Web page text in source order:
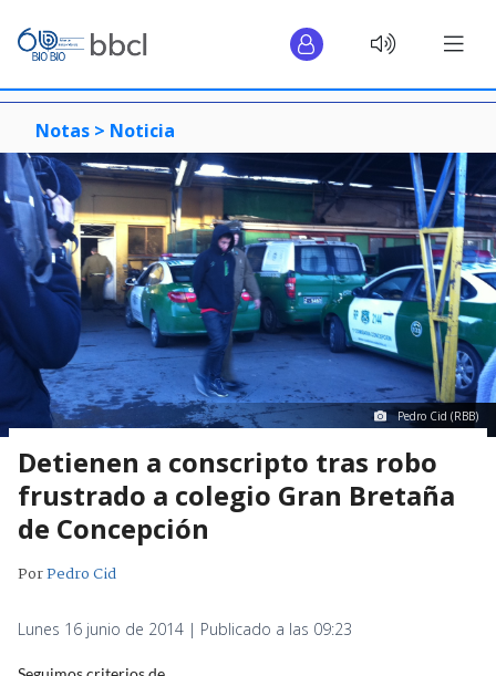
Notas > Noticia
Pedro Cid (RBB)
Detienen a conscripto tras robo
frustrado a colegio Gran Bretaña
de Concepción
PorPedro Cid
Lunes 16 junio de 2014 | Publicado a las 09:23